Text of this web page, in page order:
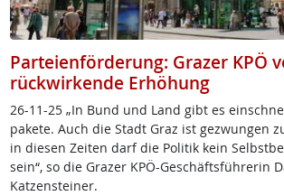
Parteienförderung: Grazer KPÖ
rückwirkende Erhöhung
26-11-25 „In Bund und Land gibt es
pa­ke­te. Auch die Stadt Graz ist ge­zwun­gen
in die­sen Zei­ten darf die Po­li­tik kein
sein“, so die Gra­zer KPÖ-Ge­schäfts­füh­re­rin
Kat­zen­stei­ner.